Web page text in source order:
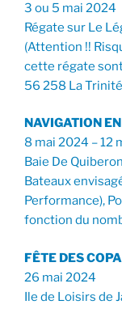
3 ou 5 mai 2024
Régate sur Le
(Attention !!
cette régate
56 258 La
NAVIGATION
8 mai 2024 – 12
Baie De Quiberon
Bateaux
Performance),
fonction du
FÊTE DES
26 mai 2024
Ile de Loisirs de